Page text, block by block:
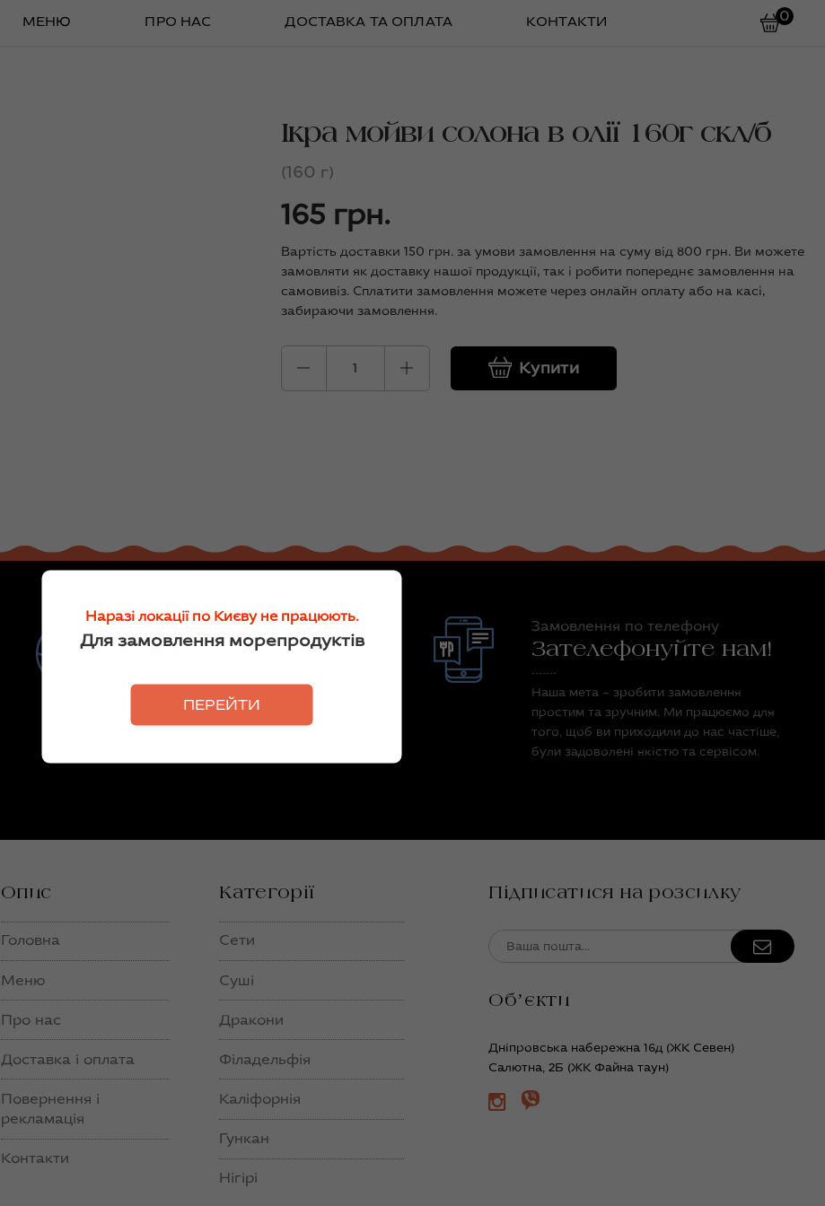
Наразі локації по Києву не працюють.
Для замовлення морепродуктів
ПЕРЕЙТИ
МЕНЮ ПРО НАС ДОСТАВКА ТА ОПЛАТА КОНТАКТИ 0
Ікра мойви солона в олії 160г скл/б
(160 г)
165 грн.
Вартість доставки 150 грн. за умови замовлення на суму від 800 грн. Ви можете
замовляти як доставку нашої продукції, так і робити попереднє замовлення на
самовивіз. Сплатити замовлення можете через онлайн оплату або на касі,
забираючи замовлення.
Купити
Риба та морепродукти для
кожного
Ми продаємо рибу власного
Замовлення по телефону
Зателефонуйте нам!
Наша мета – зробити замовлення
простим та зручним. Ми працюємо для
того, щоб ви приходили до нас частіше,
були задоволені якістю та сервісом.
Опис
Головна
Меню
Про нас
Доставка і оплата
Повернення і
рекламація
Контакти
Категорії
Сети
Суші
Дракони
Філадельфія
Каліфорнія
Гункан
Нігірі
Підписатися на розсилку
Обʼєкти
Дніпровська набережна 16д (ЖК Севен)
Салютна, 2Б (ЖК Файна таун)